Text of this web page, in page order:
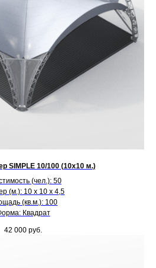
SIMPLE 10/100 (10х10 м.)
(чел.): 50
(м.): 10 х 10 х 4,5
(кв.м.): 100
Квадрат
42 000 руб.